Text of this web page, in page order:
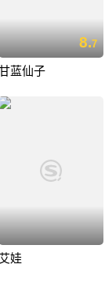
8.7
蓝仙子
艾娃